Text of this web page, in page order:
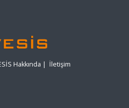
Hakkında | İletişim